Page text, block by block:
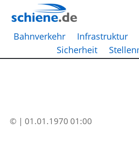
Bahnverkehr Infrastruktur
Sicherheit
© | 01.01.1970 01:00